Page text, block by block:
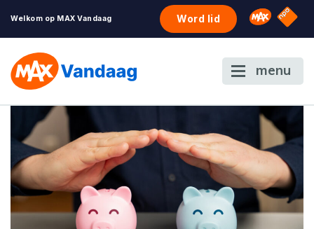
Welkom op MAX Vandaag Word lid Omroep
NPO
menu